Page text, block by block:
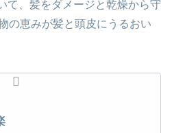
て、髪をダメージと乾燥から守
の恵みが髪と頭皮にうるおい